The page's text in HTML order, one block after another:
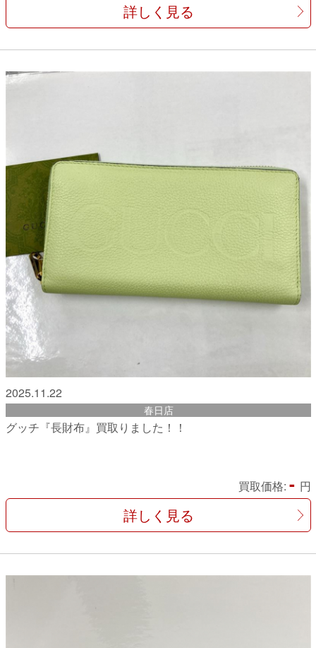
詳しく見る
2025.11.22
春日店
グッチ『長財布』買取りました！！
買取価格: - 円
詳しく見る